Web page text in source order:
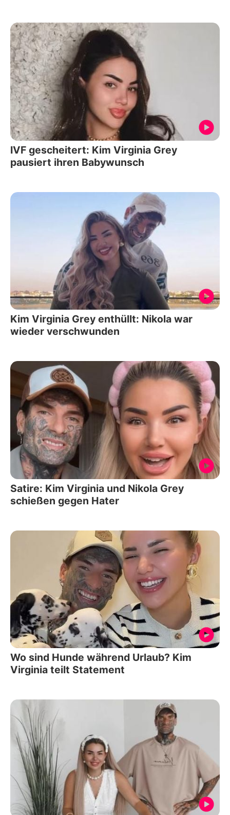
IVF gescheitert: Kim Virginia Grey
pausiert ihren Babywunsch
Kim Virginia Grey enthüllt: Nikola war
wieder verschwunden
Satire: Kim Virginia und Nikola Grey
schießen gegen Hater
Wo sind Hunde während Urlaub? Kim
Virginia teilt Statement